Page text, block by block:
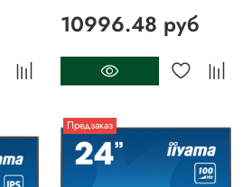
10996.48 руб
Предзаказ